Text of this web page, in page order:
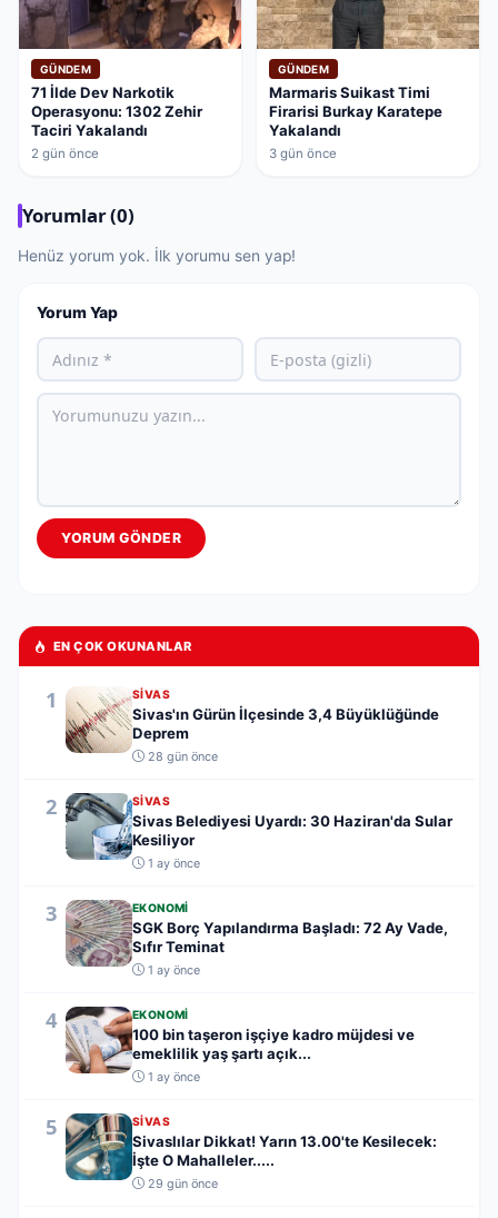
GÜNDEM
71 İlde Dev Narkotik
Operasyonu: 1302 Zehir
Taciri Yakalandı
2 gün önce
GÜNDEM
Marmaris Suikast Timi
Firarisi Burkay Karatepe
Yakalandı
3 gün önce
Yorumlar (0)
Henüz yorum yok. İlk yorumu sen yap!
Yorum Yap
YORUM GÖNDER
EN ÇOK OKUNANLAR
1 SIVAS
Sivas'ın Gürün İlçesinde 3,4 Büyüklüğünde
Deprem
28 gün önce
2 SIVAS
Sivas Belediyesi Uyardı: 30 Haziran'da Sular
Kesiliyor
1 ay önce
3 EKONOMI
SGK Borç Yapılandırma Başladı: 72 Ay Vade,
Sıfır Teminat
1 ay önce
4 EKONOMI
100 bin taşeron işçiye kadro müjdesi ve
emeklilik yaş şartı açık...
1 ay önce
5 SIVAS
Sivaslılar Dikkat! Yarın 13.00'te Kesilecek:
İşte O Mahalleler.....
29 gün önce